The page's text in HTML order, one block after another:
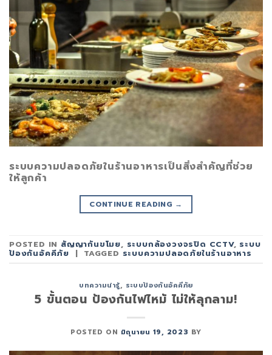
ระบบความปลอดภัยในร้านอาหารเป็นสิ่งสำคัญที่ช่วย
ให้ลูกค้า
CONTINUE READING →
POSTED IN สัญญากันขโมย, ระบบกล้องวงจรปิด CCTV, ระบบ
ป้องกันอัคคีภัย | TAGGED ระบบความปลอดภัยในร้านอาหาร
บทความน่ารู้, ระบบป้องกันอัคคีภัย
5 ขั้นตอน ป้องกันไฟไหม้ ไม่ให้ลุกลาม!
POSTED ON มิถุนายน 19, 2023 BY